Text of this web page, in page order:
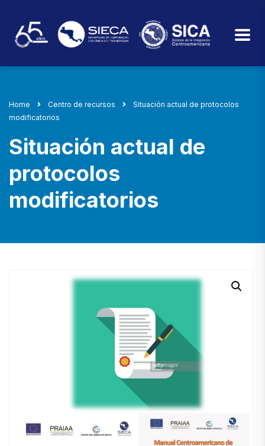
Home Centro de recursos
Situación actual de protocolos
modificatorios
Situación actual de
protocolos
modificatorios